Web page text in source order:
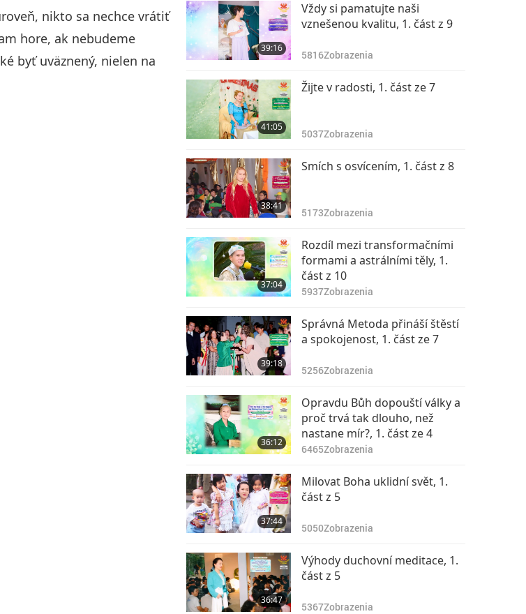
nikto sa nechce vrátiť
hore, ak nebudeme
byť uväznený, nielen na
39:16
Vždy si pamatujte naši
vznešenou kvalitu, 1. část z 9
5816Zobrazenia
41:05
Žijte v radosti, 1. část ze 7
5037Zobrazenia
38:41
Smích s osvícením, 1. část z 8
5173Zobrazenia
37:04
Rozdíl mezi transformačními
formami a astrálními těly, 1.
část z 10
5937Zobrazenia
39:18
Správná Metoda přináší štěstí
a spokojenost, 1. část ze 7
5256Zobrazenia
36:12
Opravdu Bůh dopouští války a
proč trvá tak dlouho, než
nastane mír?, 1. část ze 4
6465Zobrazenia
37:44
Milovat Boha uklidní svět, 1.
část z 5
5050Zobrazenia
36:47
Výhody duchovní meditace, 1.
část z 5
5367Zobrazenia